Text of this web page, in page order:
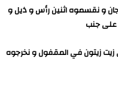
و نقسموه اثنين رأس و ذيل و
على جنب
زيتون في المقفول و نخرجوه